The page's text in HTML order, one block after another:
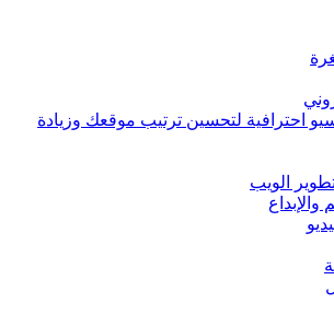
احترافية لتحسين ترتيب موقعك وزيادة
الويب